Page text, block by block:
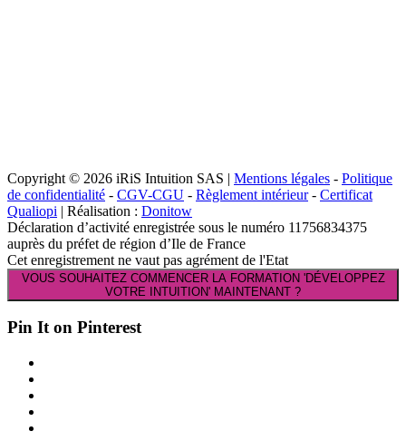
Copyright © 2026 iRiS Intuition SAS | Mentions légales - Politique
de confidentialité - CGV-CGU - Règlement intérieur- Certificat
Qualiopi | Réalisation : Donitow
Déclaration d’activité enregistrée sous le numéro 11756834375
auprès du préfet de région d’Ile de France
Cet enregistrement ne vaut pas agrément de l'Etat
VOUS SOUHAITEZ COMMENCER LA FORMATION 'DÉVELOPPEZ
VOTRE INTUITION' MAINTENANT ?
Pin It on Pinterest